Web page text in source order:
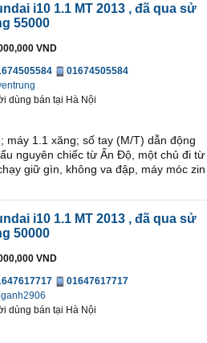
i10 1.1 MT 2013 , đã qua sử
55000
VND
01674505584
dùng bán tại Hà Nội
máy 1.1 xăng; số tay (M/T) dẫn động
nguyên chiếc từ Ấn Độ, một chủ đi từ
giữ gìn, không va đập, máy móc zin
i10 1.1 MT 2013 , đã qua sử
50000
VND
01647617717
dùng bán tại Hà Nội